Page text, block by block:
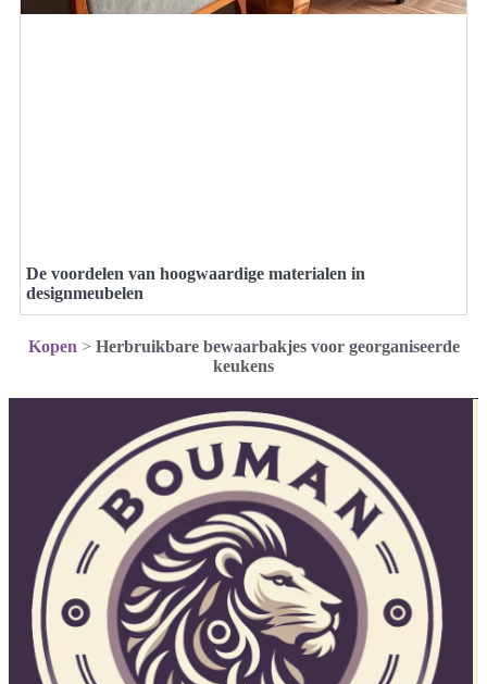
De voordelen van hoogwaardige materialen in
designmeubelen
Kopen > Herbruikbare bewaarbakjes voor georganiseerde
keukens